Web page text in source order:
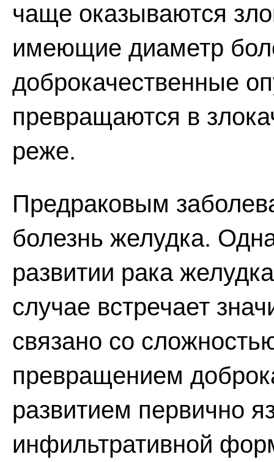
чаще оказываются
имеющие диаметр
доброкачественные
превращаются в
реже.
Предраковым
болезнь желудка.
развитии рака
случае встречает
связано со
превращением
развитием первично
инфильтративной